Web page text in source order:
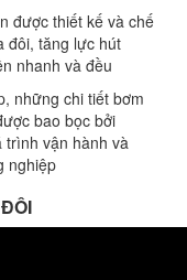
được thiết kế và chế
đôi, tăng lực hút
nhanh và đều
những chi tiết bơm
bao bọc bởi
trình vận hành và
nghiệp